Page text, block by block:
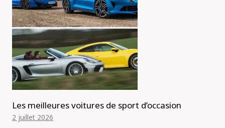
Les meilleures voitures de sport d’occasion
2 juillet 2026